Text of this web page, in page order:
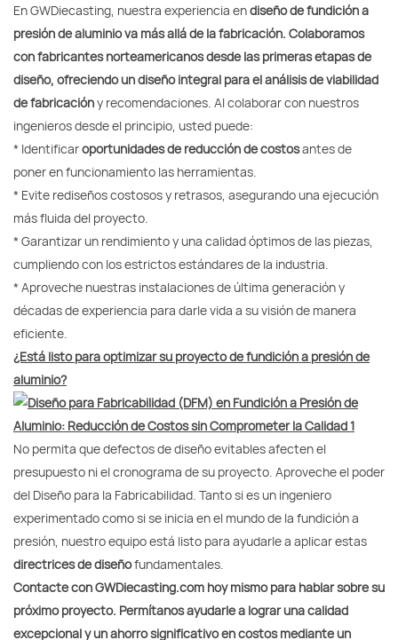
En GWDiecasting, nuestra experiencia endiseño de fundición a
presión de aluminio va más allá de la fabricación. Colaboramos
con fabricantes norteamericanos desde las primeras etapas de
diseño, ofreciendo un diseño integral para el análisis de viabilidad
de fabricacióny recomendaciones. Al colaborar con nuestros
ingenieros desde el principio, usted puede:
* Identificaroportunidades de reducción de costosantes de
poner en funcionamiento las herramientas.
* Evite rediseños costosos y retrasos, asegurando una ejecución
más fluida del proyecto.
* Garantizar un rendimiento y una calidad óptimos de las piezas,
cumpliendo con los estrictos estándares de la industria.
* Aproveche nuestras instalaciones de última generación y
décadas de experiencia para darle vida a su visión de manera
eficiente.
¿Está listo para optimizar su proyecto de fundición a presión de
aluminio?
No permita que defectos de diseño evitables afecten el
presupuesto ni el cronograma de su proyecto. Aproveche el poder
del Diseño para la Fabricabilidad. Tanto si es un ingeniero
experimentado como si se inicia en el mundo de la fundición a
presión, nuestro equipo está listo para ayudarle a aplicar estas
directrices de diseñofundamentales.
Contacte con GWDiecasting.com hoy mismo para hablar sobre su
próximo proyecto. Permítanos ayudarle a lograr una calidad
excepcional y un ahorro significativo en costos mediante un